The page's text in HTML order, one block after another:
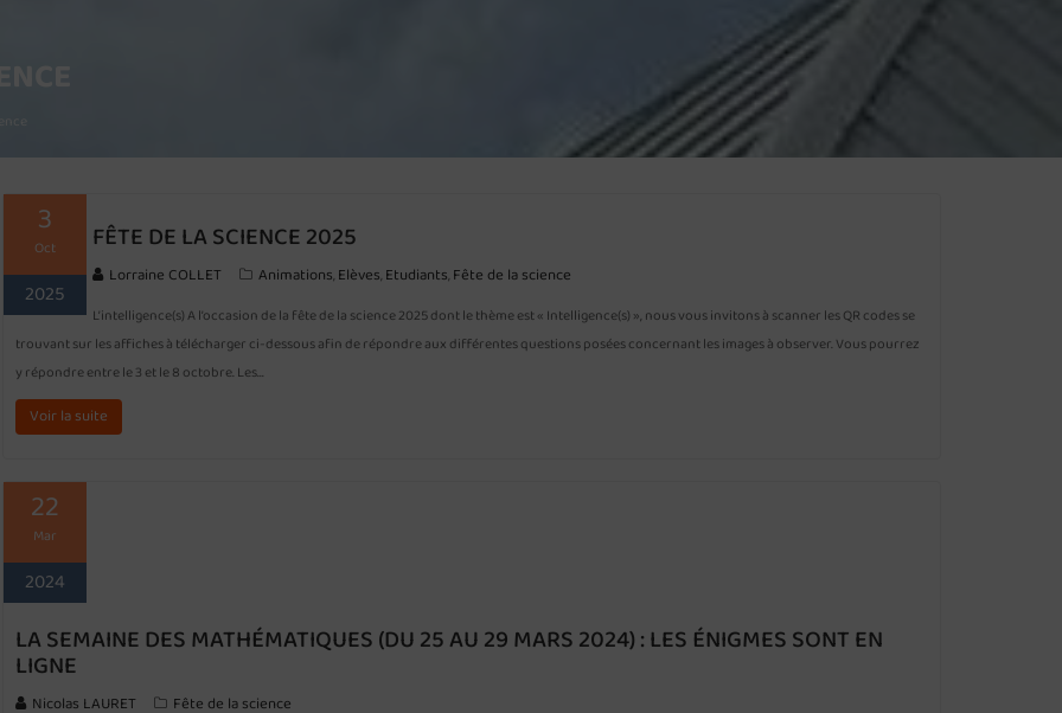
3
Oct
2025
FÊTE DE LA SCIENCE 2025
Lorraine COLLET Animations, Elèves, Etudiants, Fête de la science
L’intelligence(s) A l’occasion de la fête de la science 2025 dont le thème est « Intelligence(s) », nous vous invitons à scanner les QR codes se
trouvant sur les affiches à télécharger ci-dessous afin de répondre aux différentes questions posées concernant les images à observer. Vous pourrez
y répondre entre le 3 et le 8 octobre. Les…
Voir la suite
22
Mar
2024
LA SEMAINE DES MATHÉMATIQUES (DU 25 AU 29 MARS 2024) : LES ÉNIGMES SONT EN
LIGNE
Nicolas LAURET Fête de la science